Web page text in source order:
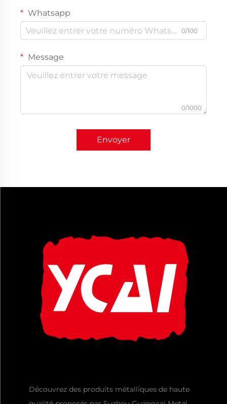
Whatsapp
0/100
Message
0/1000
Envoyer
Découvrez des produits métalliques de haute